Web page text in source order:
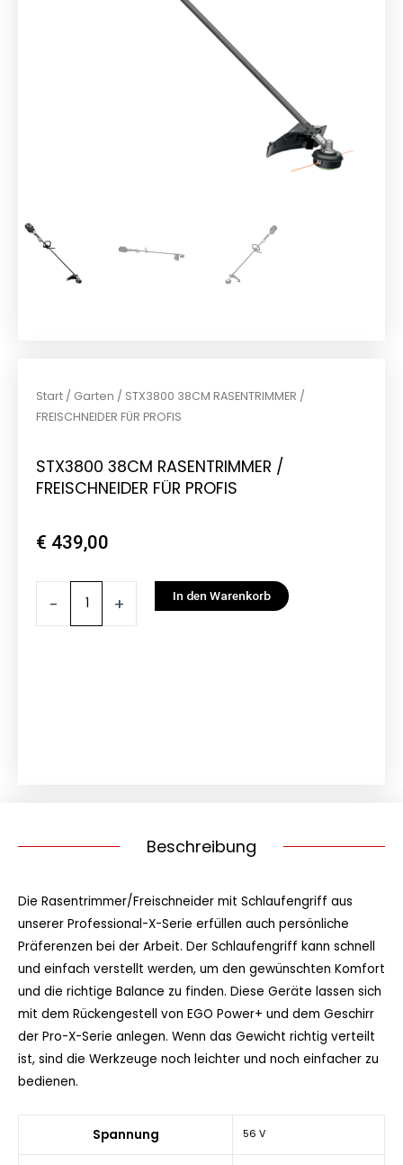
Start / Garten / STX3800 38CM RASENTRIMMER /
FREISCHNEIDER FÜR PROFIS
STX3800 38CM RASENTRIMMER /
FREISCHNEIDER FÜR PROFIS
€ 439,00
- + In den Warenkorb
Beschreibung
Die Rasentrimmer/Freischneider mit Schlaufengriff aus
unserer Professional-X-Serie erfüllen auch persönliche
Präferenzen bei der Arbeit. Der Schlaufengriff kann schnell
und einfach verstellt werden, um den gewünschten Komfort
und die richtige Balance zu finden. Diese Geräte lassen sich
mit dem Rückengestell von EGO Power+ und dem Geschirr
der Pro-X-Serie anlegen. Wenn das Gewicht richtig verteilt
ist, sind die Werkzeuge noch leichter und noch einfacher zu
bedienen.
Spannung 56 V